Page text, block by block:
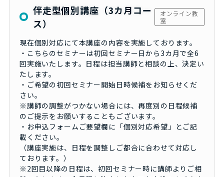
伴走型個別講座（3カ月コー
ス）
オンライン教
室
現在個別対応にて本講座の内容を実施しております。
・こちらのセミナーは初回セミナー日から3カ月で全6
回実施いたします。日程は担当講師と相談の上、決定い
たします。
・ご希望の初回セミナー開始日時候補をお知らせくだ
さい。
※講師の調整がつかない場合には、再度別の日程候補
のご提示をお願いすることもございます。
・お申込フォームご要望欄に「個別対応希望」とご記
載ください。
（講座実施は、日程を調整しご都合に合わせて対応し
ております。）
※2回目以降の日程は、初回セミナー時に講師よりご相